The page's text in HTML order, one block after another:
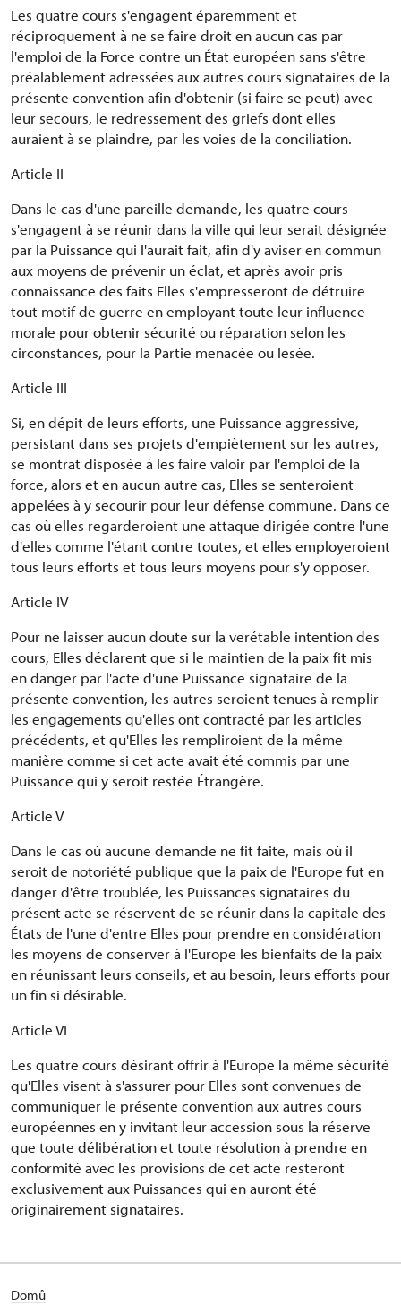
Les quatre cours s'engagent éparemment et
réciproquement à ne se faire droit en aucun cas par
l'emploi de la Force contre un État européen sans s'être
préalablement adressées aux autres cours signataires de la
présente convention afin d'obtenir (si faire se peut) avec
leur secours, le redressement des griefs dont elles
auraient à se plaindre, par les voies de la conciliation.
Article II
Dans le cas d'une pareille demande, les quatre cours
s'engagent à se réunir dans la ville qui leur serait désignée
par la Puissance qui l'aurait fait, afin d'y aviser en commun
aux moyens de prévenir un éclat, et après avoir pris
connaissance des faits Elles s'empresseront de détruire
tout motif de guerre en employant toute leur influence
morale pour obtenir sécurité ou réparation selon les
circonstances, pour la Partie menacée ou lesée.
Article III
Si, en dépit de leurs efforts, une Puissance aggressive,
persistant dans ses projets d'empiètement sur les autres,
se montrat disposée à les faire valoir par l'emploi de la
force, alors et en aucun autre cas, Elles se senteroient
appelées à y secourir pour leur défense commune. Dans ce
cas où elles regarderoient une attaque dirigée contre l'une
d'elles comme l'étant contre toutes, et elles employeroient
tous leurs efforts et tous leurs moyens pour s'y opposer.
Article IV
Pour ne laisser aucun doute sur la verétable intention des
cours, Elles déclarent que si le maintien de la paix fit mis
en danger par l'acte d'une Puissance signataire de la
présente convention, les autres seroient tenues à remplir
les engagements qu'elles ont contracté par les articles
précédents, et qu'Elles les rempliroient de la même
manière comme si cet acte avait été commis par une
Puissance qui y seroit restée Étrangère.
Article V
Dans le cas où aucune demande ne fit faite, mais où il
seroit de notoriété publique que la paix de l'Europe fut en
danger d'être troublée, les Puissances signataires du
présent acte se réservent de se réunir dans la capitale des
États de l'une d'entre Elles pour prendre en considération
les moyens de conserver à l'Europe les bienfaits de la paix
en réunissant leurs conseils, et au besoin, leurs efforts pour
un fin si désirable.
Article VI
Les quatre cours désirant offrir à l'Europe la même sécurité
qu'Elles visent à s'assurer pour Elles sont convenues de
communiquer le présente convention aux autres cours
européennes en y invitant leur accession sous la réserve
que toute délibération et toute résolution à prendre en
conformité avec les provisions de cet acte resteront
exclusivement aux Puissances qui en auront été
originairement signataires.
Domů